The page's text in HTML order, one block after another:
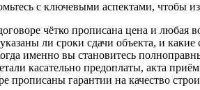
с ключевыми аспектами, чтобы
чётко прописана цена и любая
ли сроки сдачи объекта, и
именно вы становитесь
касательно предоплаты, акта
прописаны гарантии на качество